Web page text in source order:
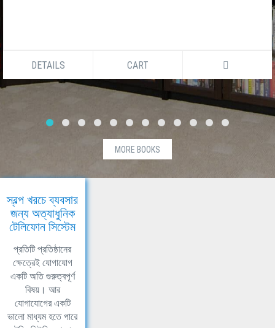
DETAILS CART
MORE BOOKS
স্বল্প খরচে ব্যবসার
জন্য অত্যাধুনিক
টেলিফোন সিস্টেম
প্রতিটি প্রতিষ্ঠানের
ক্ষেত্রেই যোগাযোগ
একটি অতি গুরুত্বপূর্ণ
বিষয়। আর
যোগাযোগের একটি
ভালো মাধ্যম হতে পারে